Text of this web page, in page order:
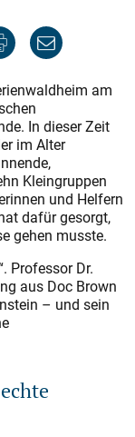
am
In dieser Zeit
im Alter
Kleingruppen
und Helfern
dafür gesorgt,
gehen musste.
Professor Dr.
aus Doc Brown
– und sein